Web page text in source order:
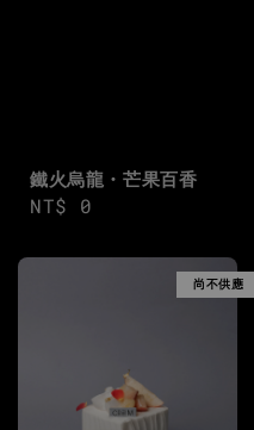
鐵火烏龍・芒果百香
Regular
NT$ 0
尚不供應